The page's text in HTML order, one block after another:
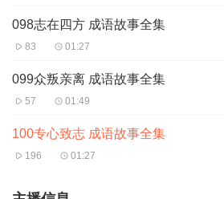
098志在四方 成语故事全集
83 01:27
099众叛亲离 成语故事全集
57 01:49
100专心致志 成语故事全集
196 01:27